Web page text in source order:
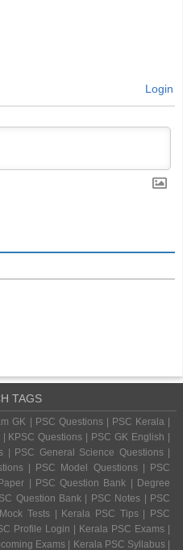
Login
TAGS
GK | PSC Questions | PSC Kerala |
KPSC Questions | PSC GK English |
| PSC General Science Questions |
| PSC Model Questions | PSC
| PSC Question Bank | Degree
Question Bank | PSC Notes | PSC
Tests | Kerala PSC Tips | PSC
Profile Login | Kerala PSC Exams |
Exams | Kerala PSC Syllabus |